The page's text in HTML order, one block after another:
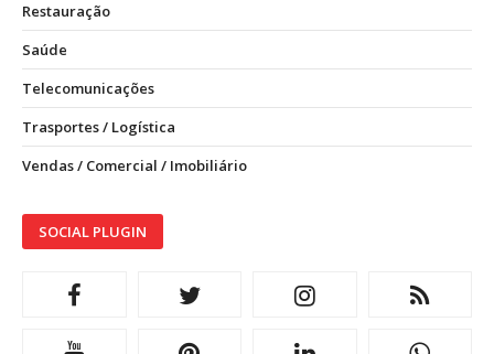
Restauração
Saúde
Telecomunicações
Trasportes / Logística
Vendas / Comercial / Imobiliário
SOCIAL PLUGIN